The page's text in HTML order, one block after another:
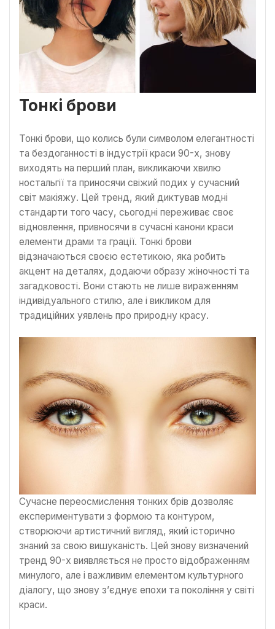
Тонкі брови
Тонкі брови, що колись були символом елегантності
та бездоганності в індустрії краси 90-х, знову
виходять на перший план, викликаючи хвилю
ностальгії та приносячи свіжий подих у сучасний
світ макіяжу. Цей тренд, який диктував модні
стандарти того часу, сьогодні переживає своє
відновлення, привносячи в сучасні канони краси
елементи драми та грації. Тонкі брови
відзначаються своєю естетикою, яка робить
акцент на деталях, додаючи образу жіночності та
загадковості. Вони стають не лише вираженням
індивідуального стилю, але і викликом для
традиційних уявлень про природну красу.
Сучасне переосмислення тонких брів дозволяє
експериментувати з формою та контуром,
створюючи артистичний вигляд, який історично
знаний за свою вишуканість. Цей знову визначений
тренд 90-х виявляється не просто відображенням
минулого, але і важливим елементом культурного
діалогу, що знову з’єднує епохи та покоління у світі
краси.